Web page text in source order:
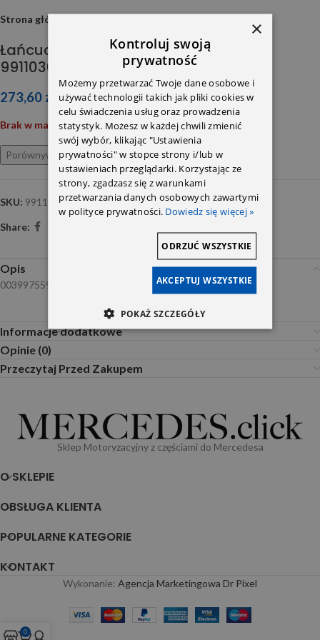
Strona główna
Łańcuch rozrządu OM601
99110365/50031838
273,60 zł
Brak w magazynie
Porównywarka Ulubione
SKU: 99110365
Share:
Opis
0039975594
Informacje dodatkowe
Opinie (0)
Przeczytaj Przed Zakupem
Sklep Motoryzacyjny z częściami do Mercedesa
O SKLEPIE
OBSŁUGA KLIENTA
POPULARNE KATEGORIE
KONTAKT
Wykonanie: Agencja Marketingowa Dr Pixel
0
×
Kontroluj swoją
prywatność
Możemy przetwarzać Twoje dane osobowe i
używać technologii takich jak pliki cookies w
celu świadczenia usług oraz prowadzenia
statystyk. Możesz w każdej chwili zmienić
swój wybór, klikając "Ustawienia
prywatności" w stopce strony i/lub w
ustawieniach przeglądarki. Korzystając ze
strony, zgadzasz się z warunkami
przetwarzania danych osobowych zawartymi
w polityce prywatności. Dowiedz się więcej »
AKCEPTUJ WSZYSTKIE
ODRZUĆ WSZYSTKIE
POKAŻ SZCZEGÓŁY